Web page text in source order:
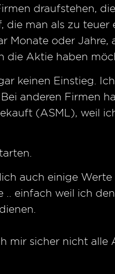
draufstehen,
die man als zu
Monate oder
die Aktie haben
keinen Einstieg.
anderen Firmen
(ASML), weil
auch einige Werte
.. einfach weil ich
mir sicher nicht